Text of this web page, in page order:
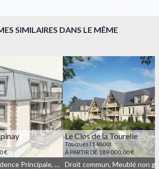
SIMILAIRES DANS LE MÊME
€
Droit commun, Résidence Principale, Meublé non géré
Le Clos de la Tourelle
Touques (14800)
À PARTIR DE 189 000,00 €
Droit commun, Meublé non